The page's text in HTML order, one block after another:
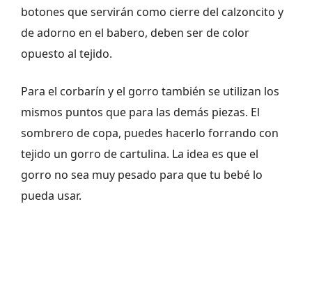
botones que servirán como cierre del calzoncito y
de adorno en el babero, deben ser de color
opuesto al tejido.
Para el corbarín y el gorro también se utilizan los
mismos puntos que para las demás piezas. El
sombrero de copa, puedes hacerlo forrando con
tejido un gorro de cartulina. La idea es que el
gorro no sea muy pesado para que tu bebé lo
pueda usar.